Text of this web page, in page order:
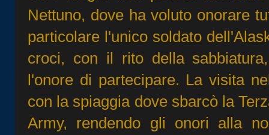
Nettuno, dove ha voluto onorare
particolare l'unico soldato
croci, con il rito della
l'onore di partecipare. La visita
con la spiaggia dove sbarcò la
Army, rendendo gli onori alla